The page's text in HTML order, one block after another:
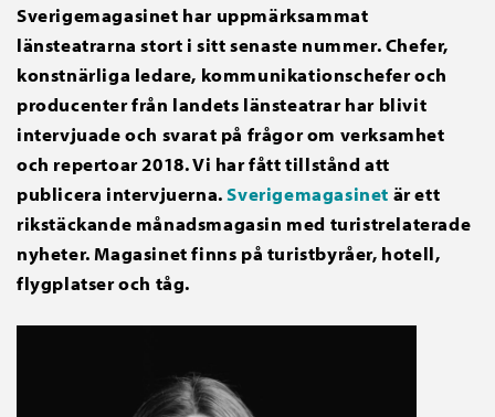
Sverigemagasinet har uppmärksammat
länsteatrarna stort i sitt senaste nummer. Chefer,
konstnärliga ledare, kommunikationschefer och
producenter från landets länsteatrar har blivit
intervjuade och svarat på frågor om verksamhet
och repertoar 2018. Vi har fått tillstånd att
publicera intervjuerna.Sverigemagasinet är ett
rikstäckande månadsmagasin med turistrelaterade
nyheter. Magasinet finns på turistbyråer, hotell,
flygplatser och tåg.